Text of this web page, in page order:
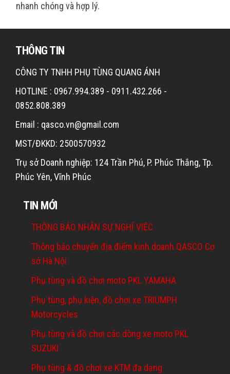
nhanh chóng và hợp lý.
THÔNG TIN
CÔNG TY TNHH PHỤ TÙNG QUANG ÁNH
HOTLINE : 0967.994.389 - 0911.432.266 -
0852.808.389
Email : qasco.vn@gmail.com
MST/ĐKKD: 2500570932
Trụ sở Doanh nghiệp: 124 Trần Phú, P. Phúc Thắng, Tp.
Phúc Yên, Vĩnh Phúc
TIN MỚI
THÔNG BÁO NHÂN SỰ NGHỈ VIỆC
Thông báo chuyển địa điểm kinh doanh QASCO Cơ
sở Hà Nội
Phụ tùng và đồ chơi moto PKL YAMAHA
Phụ tùng, phụ kiện, đồ chơi xe TRIUMPH
Motorcycles
Phụ tùng và đồ chơi các dòng xe moto PKL
SUZUKI
Phụ tùng & đồ chơi xe KTM đa dạng